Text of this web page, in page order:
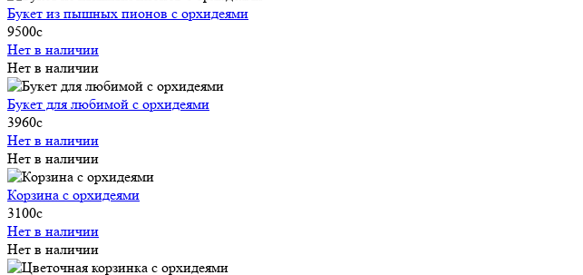
Букет из пышных пионов с орхидеями
9500c
Нет в наличии
Нет в наличии
Букет для любимой с орхидеями
3960c
Нет в наличии
Нет в наличии
Корзина с орхидеями
3100c
Нет в наличии
Нет в наличии